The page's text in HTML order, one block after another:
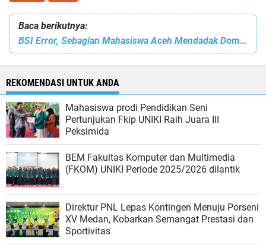
Baca berikutnya:
BSI Error, Sebagian Mahasiswa Aceh Mendadak Dompet Kosong
REKOMENDASI UNTUK ANDA
Mahasiswa prodi Pendidikan Seni
Pertunjukan Fkip UNIKI Raih Juara III
Peksimida
BEM Fakultas Komputer dan Multimedia
(FKOM) UNIKI Periode 2025/2026 dilantik
Direktur PNL Lepas Kontingen Menuju Porseni
XV Medan, Kobarkan Semangat Prestasi dan
Sportivitas